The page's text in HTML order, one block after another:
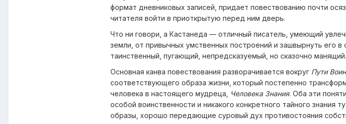
формат дневниковых записей, придает повествованию почти
читателя войти в приоткрытую перед ним дверь.
Что ни говори, а Кастанеда — отличный писатель, умеющий
земли, от привычных умственных построений и зашвырнуть его
таинственный, пугающий, непредсказуемый, но сказочно манящий.
Основная канва повествования разворачивается вокруг Пути
соответствующего образа жизни, который постепенно
человека в настоящего мудреца,
Человека Знания. Оба эти
особой воинственности и никакого конкретного тайного знания
образы, хорошо передающие суровый дух противостояния